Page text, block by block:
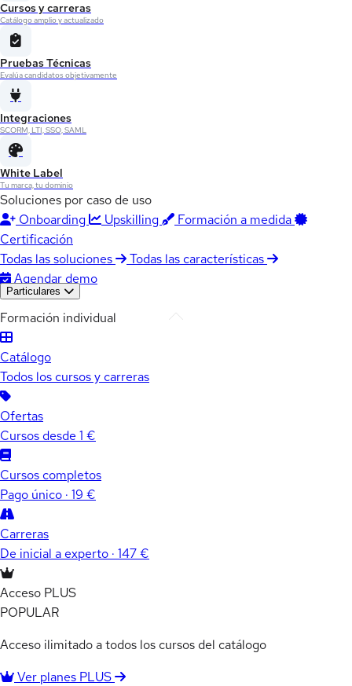
Cursos y carreras
Catálogo amplio y actualizado
Pruebas Técnicas
Evalúa candidatos objetivamente
Integraciones
SCORM, LTI, SSO, SAML
White Label
Tu marca, tu dominio
Soluciones por caso de uso
Onboarding
Upskilling
Formación a medida
Certificación
Todas las soluciones
Todas las características
Agendar demo
Particulares
Formación individual
Catálogo
Todos los cursos y carreras
Ofertas
Cursos desde 1 €
Cursos completos
Pago único · 19 €
Carreras
De inicial a experto · 147 €
Acceso PLUS
POPULAR
Acceso ilimitado a todos los cursos del catálogo
Ver planes PLUS